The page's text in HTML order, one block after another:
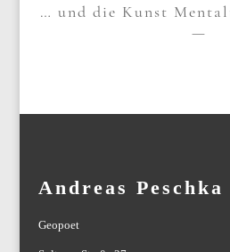
… und die Kunst
—
Andreas Peschka
Geopoet